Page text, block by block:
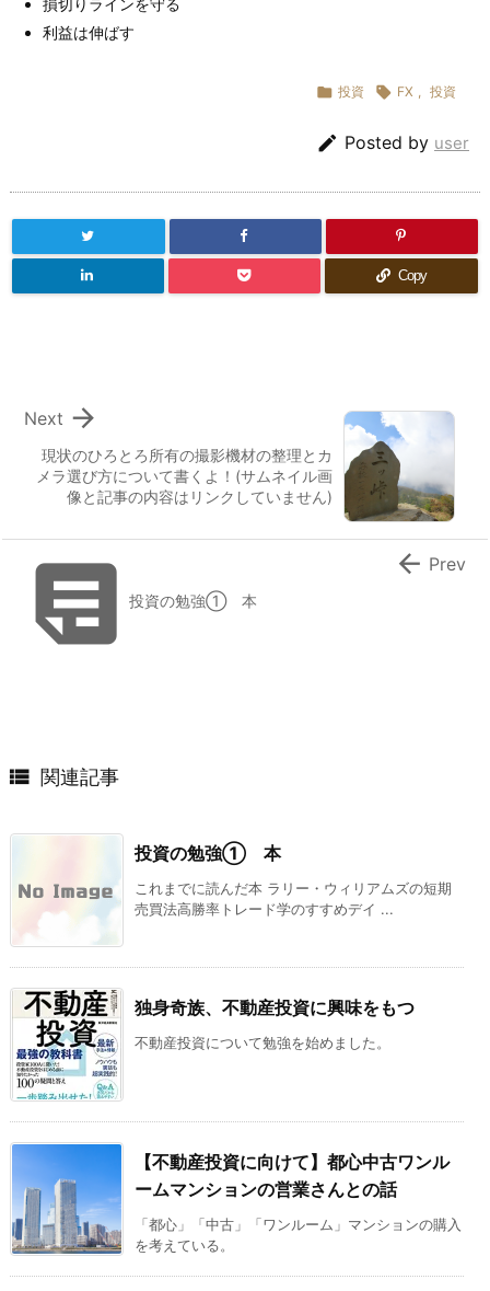
利益は伸ばす
 投資  FX 投資
 Posted by user
Copy
現状のひろとろ所有の撮影機材の整理とカ
メラ選び方について書くよ！(サムネイル画
像と記事の内容はリンクしていません)

Next
投資の勉強① 本
 Prev
 関連記事
投資の勉強① 本
これまでに読んだ本 ラリー・ウィリアムズの短期
売買法高勝率トレード学のすすめデイ ...
独身奇族、不動産投資に興味をもつ
不動産投資について勉強を始めました。
【不動産投資に向けて】都心中古ワンル
ームマンションの営業さんとの話
「都心」「中古」「ワンルーム」マンションの購入
を考えている。